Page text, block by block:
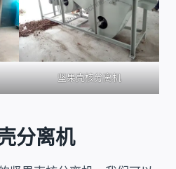
坚果壳核分离机
分离机